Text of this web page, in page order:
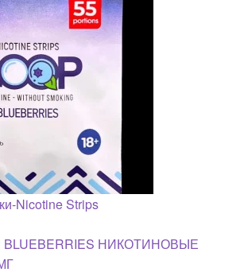
Nicotine Strips
BLUEBERRIES НИКОТИНОВЫЕ